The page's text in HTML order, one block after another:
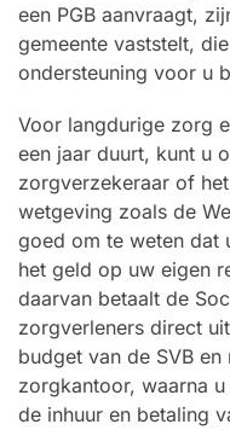
een PGB aanvraagt,
gemeente vaststelt,
ondersteuning voor u
Voor langdurige zorg
een jaar duurt, kunt u
zorgverzekeraar of
wetgeving zoals de
goed om te weten dat
het geld op uw eigen
daarvan betaalt de
zorgverleners direct
budget van de SVB
zorgkantoor, waarna
de inhuur en betaling